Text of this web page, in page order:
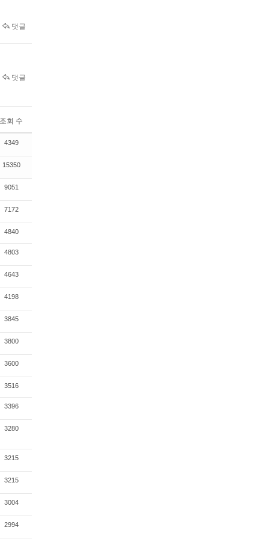
댓글
댓글
조회 수
4349
15350
9051
7172
4840
4803
4643
4198
3845
3800
3600
3516
3396
3280
3215
3215
3004
2994